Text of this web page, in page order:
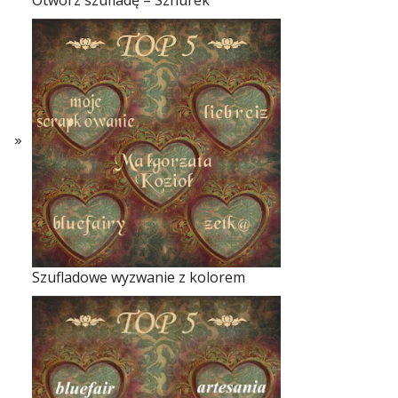
Szufladowe wyzwanie z kolorem